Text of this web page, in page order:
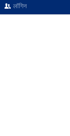
लॉगिन